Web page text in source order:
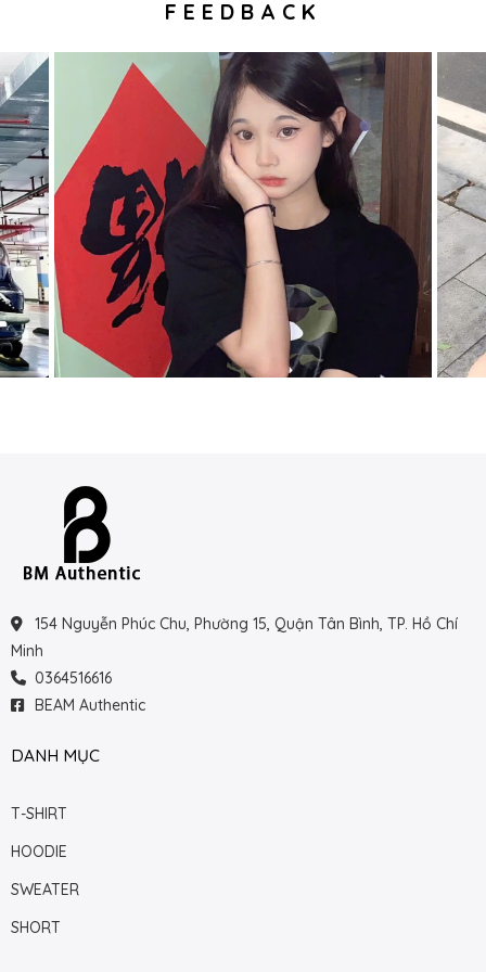
FEEDBACK
154 Nguyễn Phúc Chu, Phường 15, Quận Tân Bình, TP. Hồ Chí
Minh
0364516616
BEAM Authentic
DANH MỤC
T-SHIRT
HOODIE
SWEATER
SHORT